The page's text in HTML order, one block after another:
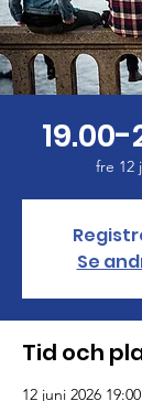
fre 12
Se
Tid och
12 juni 2026